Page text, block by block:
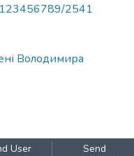
123456789/2541
Володимира
User
Send